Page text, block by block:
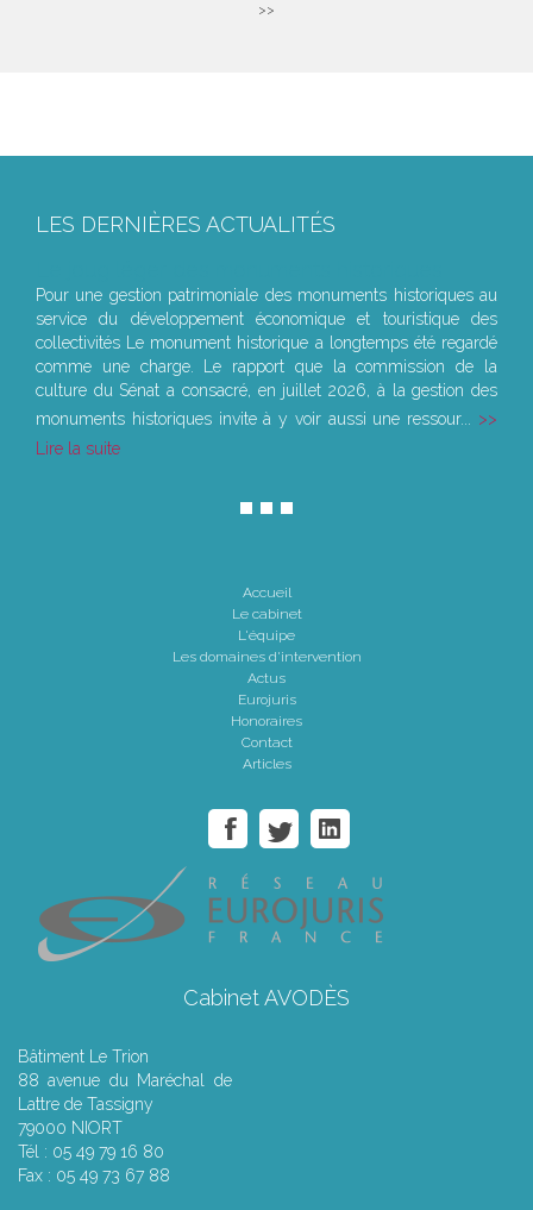
>>
LES DERNIÈRES ACTUALITÉS
Pour une gestion patrimoniale des monuments historiques au
service du développement économique et touristique des
collectivités Le monument historique a longtemps été regardé
comme une charge. Le rapport que la commission de la
culture du Sénat a consacré, en juillet 2026, à la gestion des
monuments historiques invite à y voir aussi une ressour...
Lire la suite
Accueil
Le cabinet
L'équipe
Les domaines d'intervention
Actus
Eurojuris
Honoraires
Contact
Articles
Cabinet AVODÈS
Bâtiment Le Trion
88 avenue du Maréchal de
Lattre de Tassigny
79000 NIORT
Tél : 05 49 79 16 80
Fax : 05 49 73 67 88